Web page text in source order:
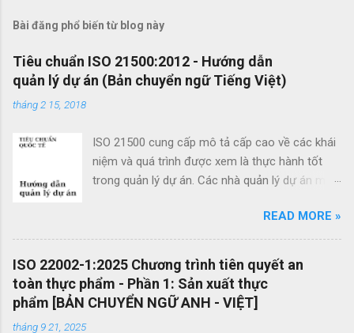
x
é
t
Bài đăng phổ biến từ blog này
Tiêu chuẩn ISO 21500:2012 - Hướng dẫn
quản lý dự án (Bản chuyển ngữ Tiếng Việt)
tháng 2 15, 2018
ISO 21500 cung cấp mô tả cấp cao về các khái
niệm và quá trình được xem là thực hành tốt
trong quản lý dự án. Các nhà quản lý dự án mới
nghiệm có thể sử dụng hướng dẫn quản lý dự
án theo tiêu chuẩn này để cải thiện thành công
của dự án và đạt được kết quả kinh doanh. Các
lợi ích của ISO 21500 bao gồm: Khuyến khích
chuyển giao kiến ​​thức giữa các dự án và giữa
các tổ chức nhằm nâng cao chất lượng dự án
READ MORE »
ISO 22002-1:2025 Chương trình tiên quyết an
toàn thực phẩm - Phần 1: Sản xuất thực
phẩm [BẢN CHUYỂN NGỮ ANH - VIỆT]
tháng 9 21, 2025